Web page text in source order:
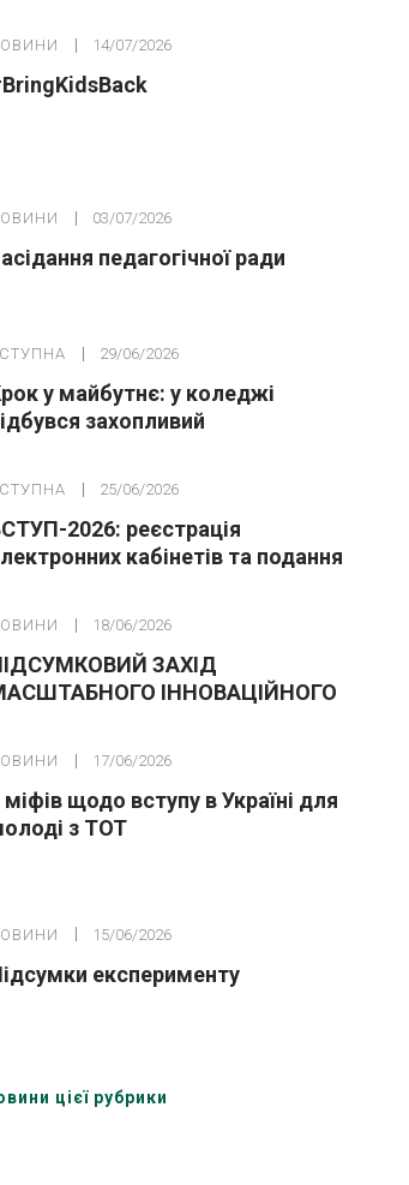
14/07/2026
03/07/2026
педагогічної ради
29/06/2026
у майбутнє: у коледжі
захопливий
абітурієнтів
25/06/2026
2026: реєстрація
кабінетів та подання
18/06/2026
ЗАХІД
ІННОВАЦІЙНОГО
17/06/2026
міфів щодо вступу в Україні для
з ТОТ
15/06/2026
експерименту
цієї рубрики